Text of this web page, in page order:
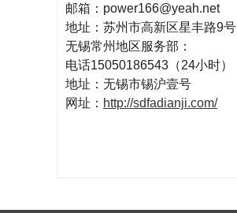
邮箱：power166@yeah.net
地址：苏州市高新区星丰路9号
无锡常州地区服务部：
电话15050186543（24小时）
地址：无锡市锡沪壹号
网址： http://sdfadianji.com/